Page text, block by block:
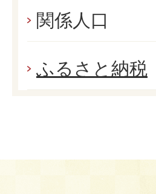
関係人口
ふるさと納税